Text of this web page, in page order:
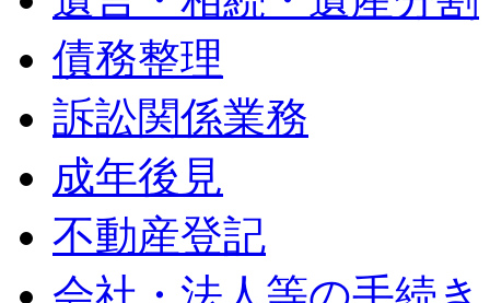
債務整理
訴訟関係業務
成年後見
不動産登記